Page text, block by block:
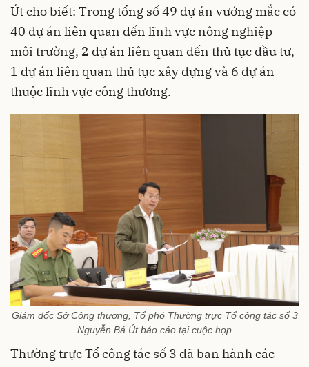
Út cho biết: Trong tổng số 49 dự án vướng mắc có
40 dự án liên quan đến lĩnh vực nông nghiệp -
môi trường, 2 dự án liên quan đến thủ tục đầu tư,
1 dự án liên quan thủ tục xây dựng và 6 dự án
thuộc lĩnh vực công thương.
Giám đốc Sở Công thương, Tổ phó Thường trực Tổ công tác số 3
Nguyễn Bá Út báo cáo tại cuộc họp
Thường trực Tổ công tác số 3 đã ban hành các